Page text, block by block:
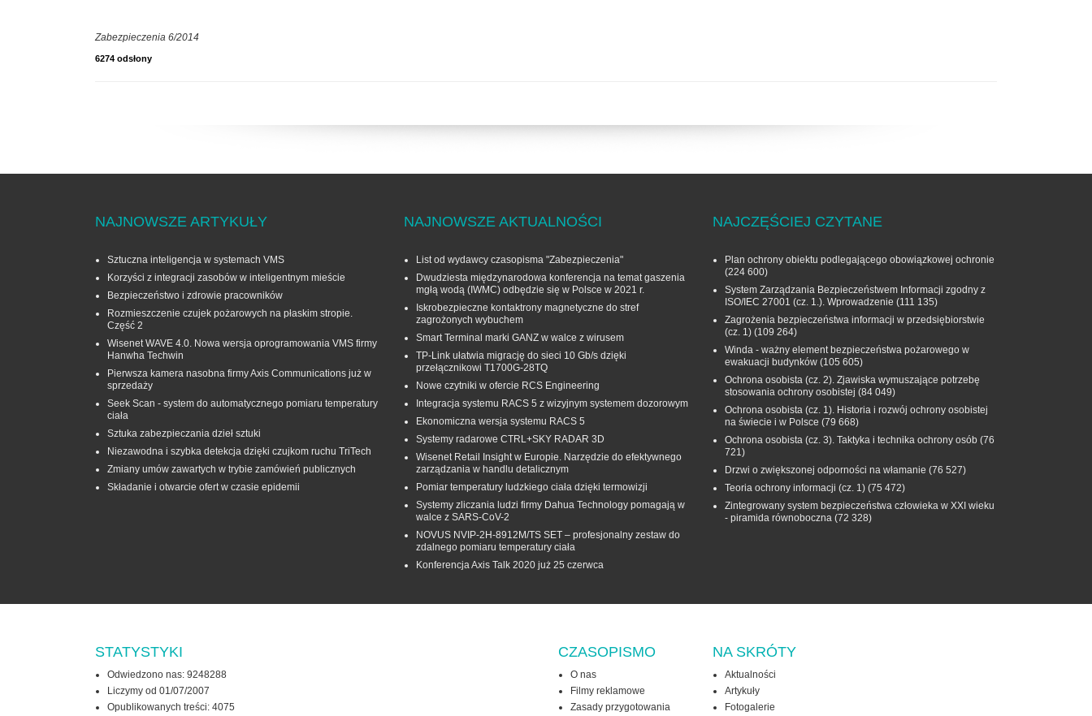
Zabezpieczenia 6/2014
6274 odsłony
NAJNOWSZE ARTYKUŁY
Sztuczna inteligencja w systemach VMS
Korzyści z integracji zasobów w inteligentnym mieście
Bezpieczeństwo i zdrowie pracowników
Rozmieszczenie czujek pożarowych na płaskim stropie.
Część 2
Wisenet WAVE 4.0. Nowa wersja oprogramowania VMS firmy
Hanwha Techwin
Pierwsza kamera nasobna firmy Axis Communications już w
sprzedaży
Seek Scan - system do automatycznego pomiaru temperatury
ciała
Sztuka zabezpieczania dzieł sztuki
Niezawodna i szybka detekcja dzięki czujkom ruchu TriTech
Zmiany umów zawartych w trybie zamówień publicznych
Składanie i otwarcie ofert w czasie epidemii
NAJNOWSZE AKTUALNOŚCI
List od wydawcy czasopisma "Zabezpieczenia"
Dwudziesta międzynarodowa konferencja na temat gaszenia
mgłą wodą (IWMC) odbędzie się w Polsce w 2021 r.
Iskrobezpieczne kontaktrony magnetyczne do stref
zagrożonych wybuchem
Smart Terminal marki GANZ w walce z wirusem
TP-Link ułatwia migrację do sieci 10 Gb/s dzięki
przełącznikowi T1700G‑28TQ
Nowe czytniki w ofercie RCS Engineering
Integracja systemu RACS 5 z wizyjnym systemem dozorowym
Ekonomiczna wersja systemu RACS 5
Systemy radarowe CTRL+SKY RADAR 3D
Wisenet Retail Insight w Europie. Narzędzie do efektywnego
zarządzania w handlu detalicznym
Pomiar temperatury ludzkiego ciała dzięki termowizji
Systemy zliczania ludzi firmy Dahua Technology pomagają w
walce z SARS-CoV-2
NOVUS NVIP-2H-8912M/TS SET – profesjonalny zestaw do
zdalnego pomiaru temperatury ciała
Konferencja Axis Talk 2020 już 25 czerwca
NAJCZĘŚCIEJ CZYTANE
Plan ochrony obiektu podlegającego obowiązkowej ochronie
(224 600)
System Zarządzania Bezpieczeństwem Informacji zgodny z
ISO/IEC 27001 (cz. 1.). Wprowadzenie (111 135)
Zagrożenia bezpieczeństwa informacji w przedsiębiorstwie
(cz. 1) (109 264)
Winda - ważny element bezpieczeństwa pożarowego w
ewakuacji budynków (105 605)
Ochrona osobista (cz. 2). Zjawiska wymuszające potrzebę
stosowania ochrony osobistej (84 049)
Ochrona osobista (cz. 1). Historia i rozwój ochrony osobistej
na świecie i w Polsce (79 668)
Ochrona osobista (cz. 3). Taktyka i technika ochrony osób (76
721)
Drzwi o zwiększonej odporności na włamanie (76 527)
Teoria ochrony informacji (cz. 1) (75 472)
Zintegrowany system bezpieczeństwa człowieka w XXI wieku
- piramida równoboczna (72 328)
STATYSTYKI
Odwiedzono nas: 9248288
Liczymy od 01/07/2007
Opublikowanych treści: 4075
CZASOPISMO
O nas
Filmy reklamowe
Zasady przygotowania
NA SKRÓTY
Aktualności
Artykuły
Fotogalerie